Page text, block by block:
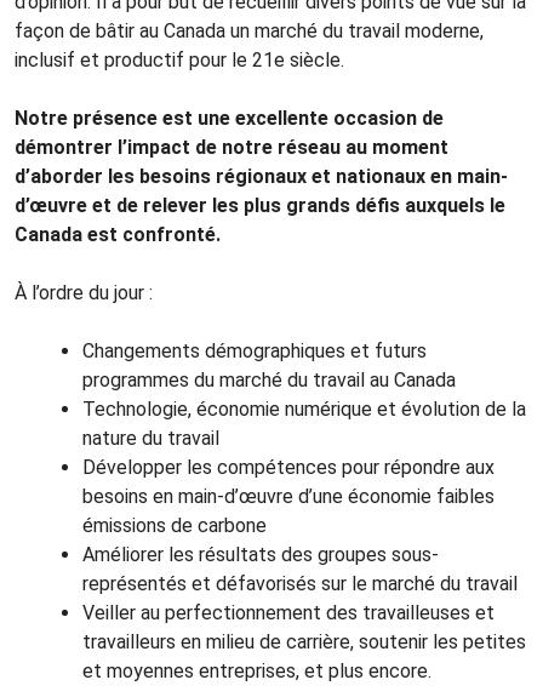
façon de bâtir au Canada un marché du travail moderne,
inclusif et productif pour le 21e siècle.
Notre présence est une excellente occasion de
démontrer l’impact de notre réseau au moment
d’aborder les besoins régionaux et nationaux en main-
d’œuvre et de relever les plus grands défis auxquels le
Canada est confronté.
À l’ordre du jour :
Changements démographiques et futurs
programmes du marché du travail au Canada
Technologie, économie numérique et évolution de la
nature du travail
Développer les compétences pour répondre aux
besoins en main-d’œuvre d’une économie faibles
émissions de carbone
Améliorer les résultats des groupes sous-
représentés et défavorisés sur le marché du travail
Veiller au perfectionnement des travailleuses et
travailleurs en milieu de carrière, soutenir les petites
et moyennes entreprises, et plus encore.